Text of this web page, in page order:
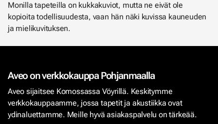
Monilla tapeteilla on kukkakuviot, mutta ne eivät ole
kopioita todellisuudesta, vaan hän näki kuvissa kauneuden
ja mielikuvituksen.
Aveo on verkkokauppa Pohjanmaalla
Aveo sijaitsee Komossassa Vöyrillä. Keskitymme
verkkokauppaamme, jossa tapetit ja akustiikka ovat
ydinaluettamme. Meille hyvä asiakaspalvelu on tärkeää.